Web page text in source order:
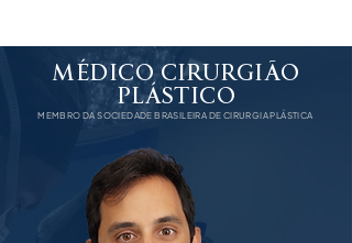
MÉDICO CIRURGIÃO
PLÁSTICO
MEMBRO DA SOCIEDADE BRASILEIRA DE CIRURGIA PLÁSTICA